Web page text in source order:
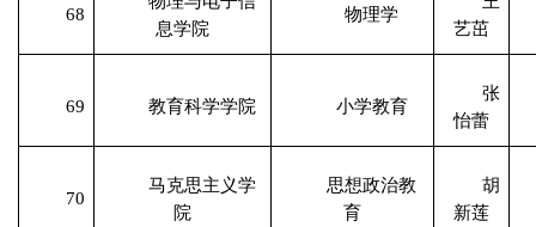
68
息学院
物理学
艺茁
69 教育科学学院 小学教育
张
怡蕾
70
马克思主义学
院
思想政治教
育
胡
新莲